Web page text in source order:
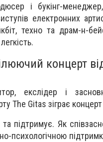
і букінг-
електронних
техно та драм-н-
концерт
екслідер і
The Gitas зіграє концерт
підтримує. Як
психологічною